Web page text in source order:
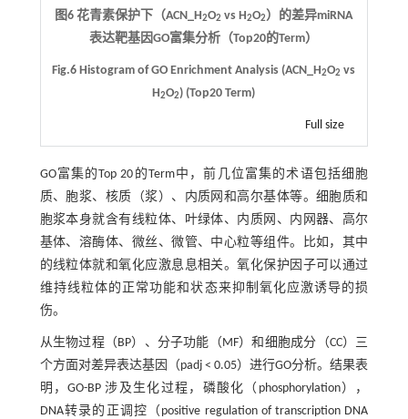
图6 花青素保护下（ACN_H2O2 vs H2O2）的差异miRNA
表达靶基因GO富集分析（Top20的Term）
Fig.6 Histogram of GO Enrichment Analysis (ACN_H2O2 vs
H2O2) (Top20 Term)
Full size
GO富集的Top 20的Term中，前几位富集的术语包括细胞
质、胞浆、核质（浆）、内质网和高尔基体等。细胞质和
胞浆本身就含有线粒体、叶绿体、内质网、内网器、高尔
基体、溶酶体、微丝、微管、中心粒等组件。比如，其中
的线粒体就和氧化应激息息相关。氧化保护因子可以通过
维持线粒体的正常功能和状态来抑制氧化应激诱导的损
伤。
从生物过程（BP）、分子功能（MF）和细胞成分（CC）三
个方面对差异表达基因（padj < 0.05）进行GO分析。结果表
明，GO-BP 涉及生化过程，磷酸化（phosphorylation），
DNA转录的正调控（positive regulation of transcription DNA